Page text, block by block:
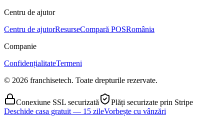
Centru de ajutor
Centru de ajutorResurseCompară POSRomânia
Companie
ConfidențialitateTermeni
© 2026 franchisetech. Toate drepturile rezervate.
Conexiune SSL securizată
Plăți securizate prin Stripe
Deschide casa gratuit — 15 zileVorbește cu vânzări